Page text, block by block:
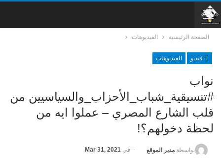
الصفحة الرئيسية الفيديوهات
فيديو الفيديوهات
نواب
#تنسيقية_شباب_الأحزاب_والسياسيين من
قلب الشارع المصري – عملوا ايه من
لحظة دخولهم؟!
بواسطة مدير الموقع في Mar 31, 2021